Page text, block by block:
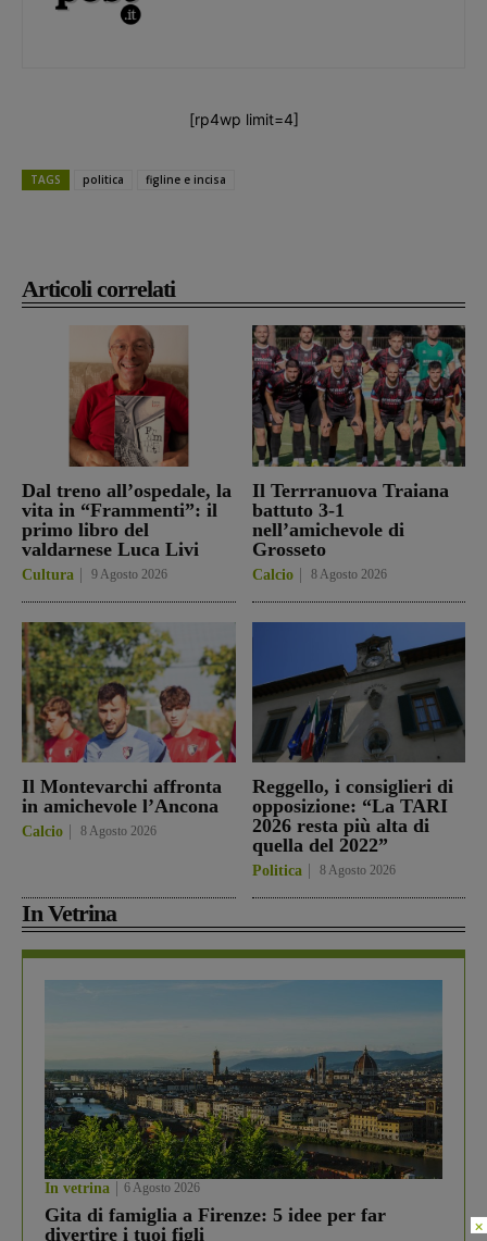
Articoli correlati
Dal treno all’ospedale, la
vita in “Frammenti”: il
primo libro del
valdarnese Luca Livi
Cultura 9 Agosto 2026
Il Terrranuova Traiana
battuto 3-1
nell’amichevole di
Grosseto
Calcio 8 Agosto 2026
Il Montevarchi affronta
in amichevole l’Ancona
Calcio 8 Agosto 2026
Reggello, i consiglieri di
opposizione: “La TARI
2026 resta più alta di
quella del 2022”
Politica 8 Agosto 2026
In Vetrina
In vetrina 6 Agosto 2026
Gita di famiglia a Firenze: 5 idee per far
divertire i tuoi figli
[rp4wp limit=4]
TAGS politica figline e incisa
×